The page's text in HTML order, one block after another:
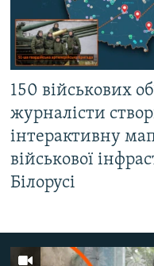
150 військових
журналісти
інтерактивну
військової
Білорусі